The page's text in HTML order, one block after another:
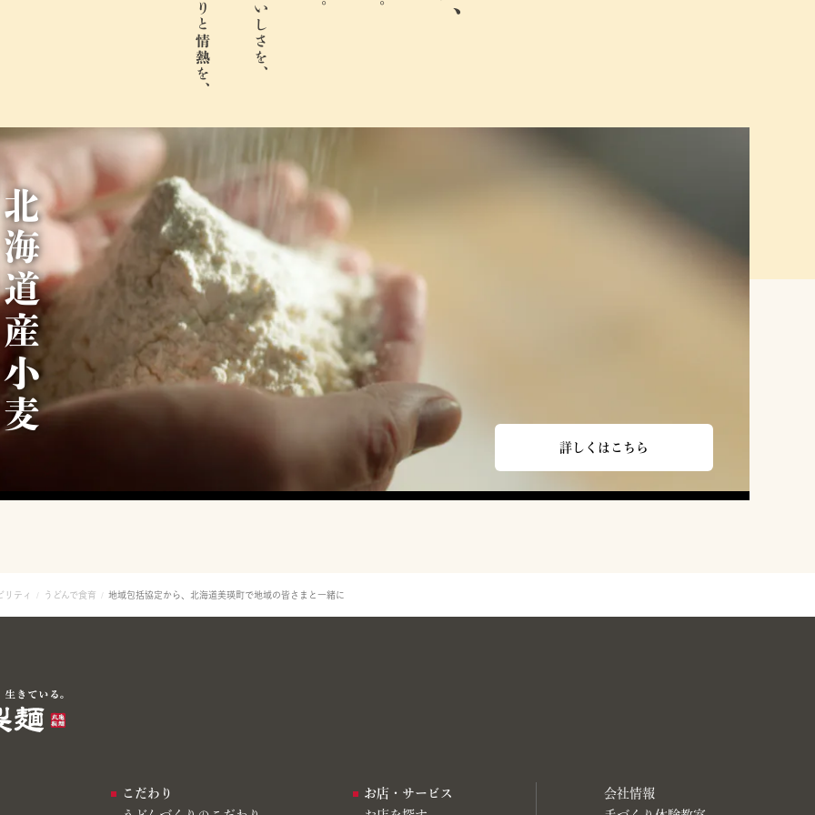
北
海
道
産
小
麦
1
0
0
詳しくはこちら
リティ うどんで食育 地域包括協定から、北海道美瑛町で地域の皆さまと一緒に
こだわり
お店・サービス
会社情報